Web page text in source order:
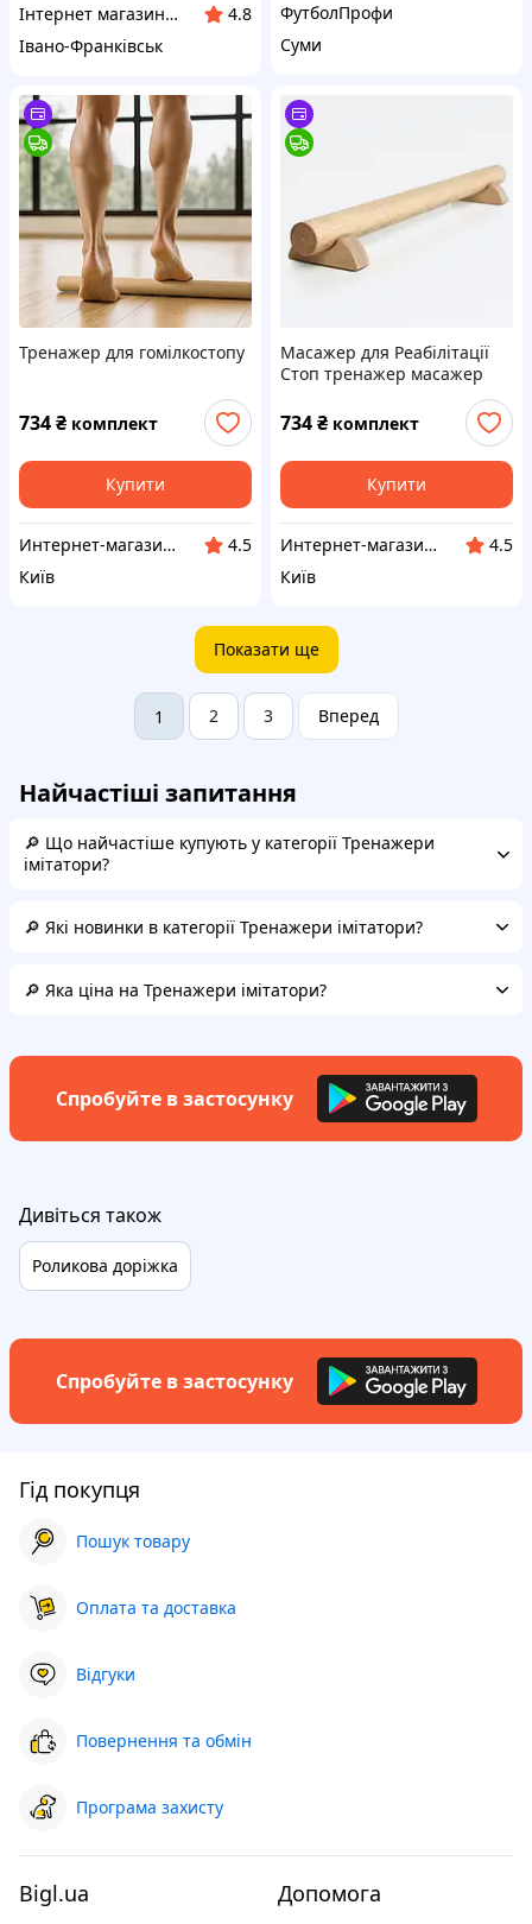
Інтернет магазин Централь
4.8
Івано-Франківськ
ФутболПрофи
Суми
Тренажер для гомілкостопу
734₴ комплект
Купити
Интернет-магазин SportFishka
4.5
Київ
Масажер для Реабілітації
Стоп тренажер масажер
734₴ комплект
Купити
Интернет-магазин SportFishka
4.5
Київ
Показати ще
1 2 3 Вперед
Найчастіші запитання
🔎 Що найчастіше купують у категорії Тренажери
імітатори?
🔎 Які новинки в категорії Тренажери імітатори?
🔎 Яка ціна на Тренажери імітатори?
Спробуйте в застосунку
Дивіться також
Роликова доріжка
Спробуйте в застосунку
Гід покупця
Пошук товару
Оплата та доставка
Відгуки
Повернення та обмін
Програма захисту
Bigl.ua Допомога